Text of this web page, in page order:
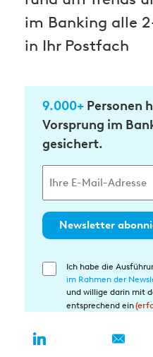
im Banking alle
in Ihr Postfach
9.000+ Personen
Vorsprung im
gesichert.
Newsletter
Einwilligung
(erforderlich)
Ich habe die
im Rahmen der
und willige darin mit
entsprechend ein